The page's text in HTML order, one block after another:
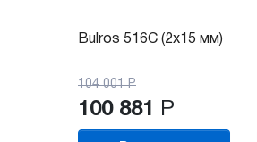
Bulros 516C (2x15 мм)
104 001 Р
100 881 Р